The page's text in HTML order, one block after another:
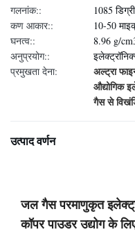
गलनांक::
1085
कण आकार::
10-50
घनत्व::
8.96 g/
अनुप्रयोग::
प्रमुखता देना:
अल्ट्रा
औद्योगिक
गैस से
उत्पाद वर्णन
जल गैस परमाणुकृत
कॉपर पाउडर उद्योग के